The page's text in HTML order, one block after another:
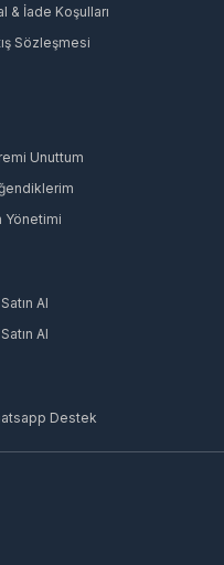
& İade Koşulları
Sözleşmesi
Unuttum
Yönetimi
Al
Al
Destek